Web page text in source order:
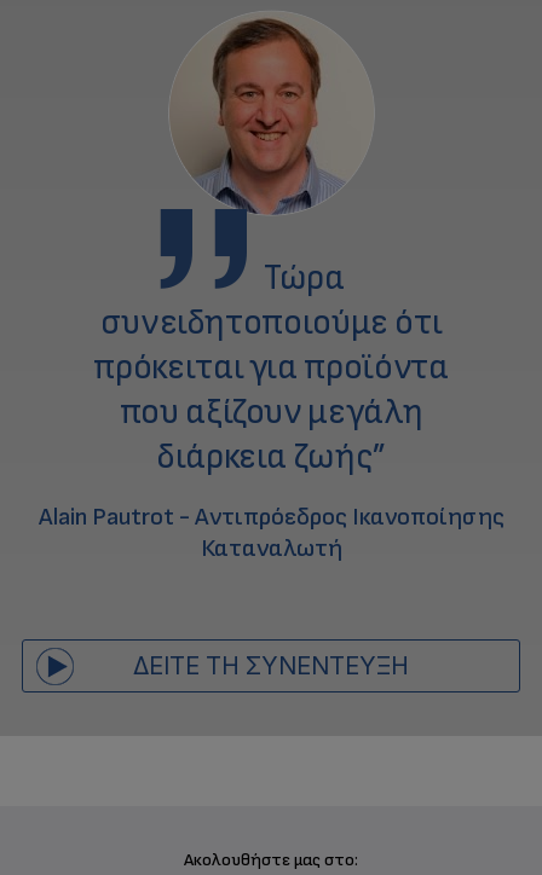
Τώρα
συνειδητοποιούμε ότι
πρόκειται για προϊόντα
που αξίζουν μεγάλη
διάρκεια ζωής”
Alain Pautrot - Αντιπρόεδρος Ικανοποίησης
Καταναλωτή
ΔΕΊΤΕ ΤΗ ΣΥΝΈΝΤΕΥΞΗ
Ακολουθήστε μας στο: